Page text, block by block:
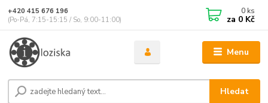
Menu
Hledat
+420 415 676 196
(Po-Pá, 7:15-15:15 / So, 9:00-11:00)
0 ks
za 0 Kč